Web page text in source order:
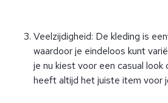
Veelzijdigheid: De kleding is
waardoor je eindeloos kunt
je nu kiest voor een casual
heeft altijd het juiste item voor